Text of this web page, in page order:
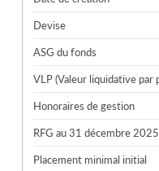
Devise
ASG du fonds
VLP (Valeur liquidative par
Honoraires de gestion
RFG au 31 décembre 2025
Placement minimal initial